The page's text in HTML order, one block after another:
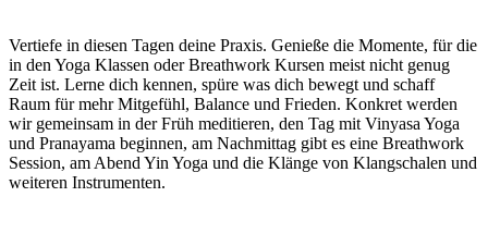
Vertiefe in diesen Tagen deine Praxis. Genieße die Momente, für die
in den Yoga Klassen oder Breathwork Kursen meist nicht genug
Zeit ist. Lerne dich kennen, spüre was dich bewegt und schaff
Raum für mehr Mitgefühl, Balance und Frieden. Konkret werden
wir gemeinsam in der Früh meditieren, den Tag mit Vinyasa Yoga
und Pranayama beginnen, am Nachmittag gibt es eine Breathwork
Session, am Abend Yin Yoga und die Klänge von Klangschalen und
weiteren Instrumenten.